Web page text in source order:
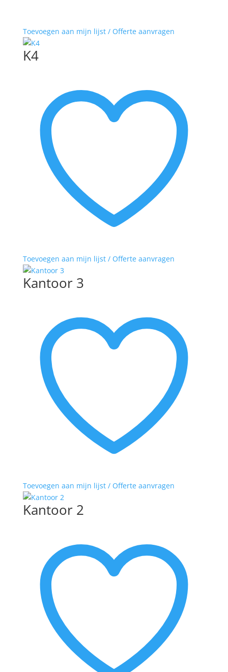
Toevoegen aan mijn lijst / Offerte aanvragen
K4
Toevoegen aan mijn lijst / Offerte aanvragen
Kantoor 3
Toevoegen aan mijn lijst / Offerte aanvragen
Kantoor 2